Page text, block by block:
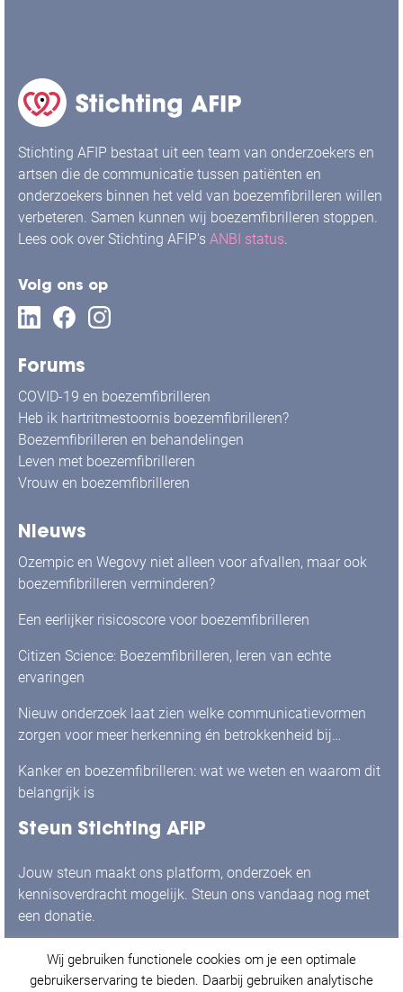
Stichting AFIP bestaat uit een team van onderzoekers en
artsen die de communicatie tussen patiënten en
onderzoekers binnen het veld van boezemfibrilleren willen
verbeteren. Samen kunnen wij boezemfibrilleren stoppen.
Lees ook over Stichting AFIP's ANBI status.
Volg ons op
Forums
COVID-19 en boezemfibrilleren
Heb ik hartritmestoornis boezemfibrilleren?
Boezemfibrilleren en behandelingen
Leven met boezemfibrilleren
Vrouw en boezemfibrilleren
Nieuws
Ozempic en Wegovy niet alleen voor afvallen, maar ook
boezemfibrilleren verminderen?
Een eerlijker risicoscore voor boezemfibrilleren
Citizen Science: Boezemfibrilleren, leren van echte
ervaringen
Nieuw onderzoek laat zien welke communicatievormen
zorgen voor meer herkenning én betrokkenheid bij
Kanker en boezemfibrilleren: wat we weten en waarom dit
belangrijk is
Steun Stichting AFIP
Jouw steun maakt ons platform, onderzoek en
kennisoverdracht mogelijk. Steun ons vandaag nog met
een donatie.
Ja, ik doneer graag!
Wij gebruiken functionele cookies om je een optimale
gebruikerservaring te bieden. Daarbij gebruiken analytische